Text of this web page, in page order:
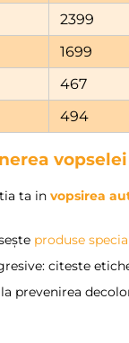
2399
1699
467
494
vopselei
ta invopsirea
produse
citeste
prevenirea